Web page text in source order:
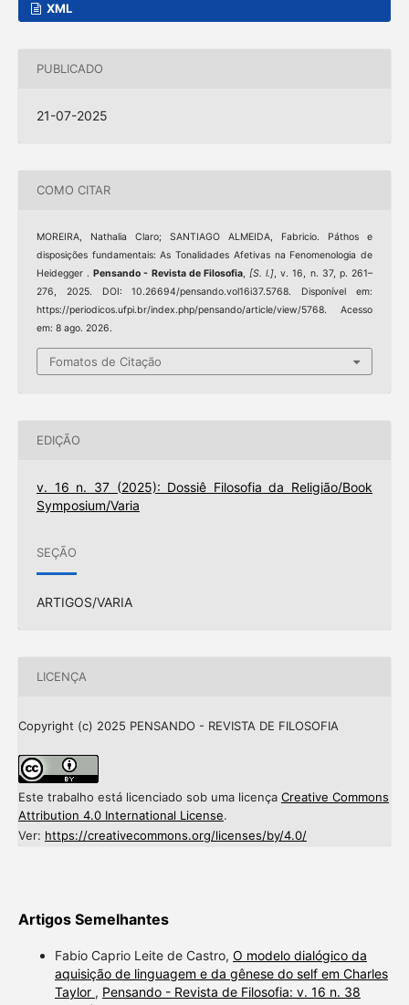
XML
PUBLICADO
21-07-2025
COMO CITAR
MOREIRA, Nathalia Claro; SANTIAGO ALMEIDA, Fabricio. Páthos e
disposições fundamentais: As Tonalidades Afetivas na Fenomenologia de
Heidegger .Pensando - Revista de Filosofia,[S. l.], v. 16, n. 37, p. 261–
276, 2025. DOI: 10.26694/pensando.vol16i37.5768. Disponível em:
https://periodicos.ufpi.br/index.php/pensando/article/view/5768. Acesso
em: 8 ago. 2026.
Fomatos de Citação
EDIÇÃO
v. 16 n. 37 (2025): Dossiê Filosofia da Religião/Book
Symposium/Varia
SEÇÃO
ARTIGOS/VARIA
LICENÇA
Copyright (c) 2025 PENSANDO - REVISTA DE FILOSOFIA
Este trabalho está licenciado sob uma licença Creative Commons
Attribution 4.0 International License.
Ver: https://creativecommons.org/licenses/by/4.0/
Artigos Semelhantes
Fabio Caprio Leite de Castro, O modelo dialógico da
aquisição de linguagem e da gênese do self em Charles
Taylor , Pensando - Revista de Filosofia: v. 16 n. 38